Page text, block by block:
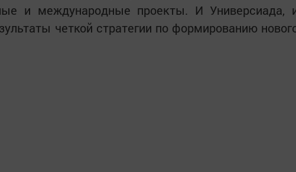
и международные проекты. И Универсиада,
четкой стратегии по формированию